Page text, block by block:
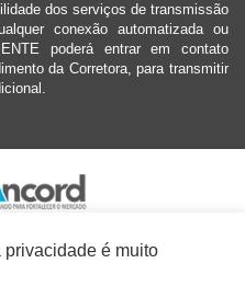
dos serviços de transmissão
conexão automatizada ou
poderá entrar em contato
da Corretora, para transmitir
privacidade é muito